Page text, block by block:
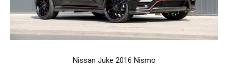
Nissan Juke 2016 Nismo